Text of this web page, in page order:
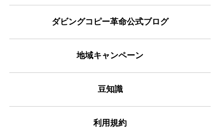
ダビングコピー革命公式ブログ
地域キャンペーン
豆知識
利用規約